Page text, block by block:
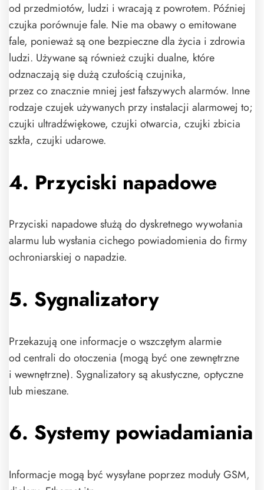
od przedmiotów, ludzi i wracają z powrotem. Później
czujka porównuje fale. Nie ma obawy o emitowane
fale, ponieważ są one bezpieczne dla życia i zdrowia
ludzi. Używane są również czujki dualne, które
odznaczają się dużą czułością czujnika,
przez co znacznie mniej jest fałszywych alarmów. Inne
rodzaje czujek używanych przy instalacji alarmowej to;
czujki ultradźwiękowe, czujki otwarcia, czujki zbicia
szkła, czujki udarowe.
4. Przyciski napadowe
Przyciski napadowe służą do dyskretnego wywołania
alarmu lub wysłania cichego powiadomienia do firmy
ochroniarskiej o napadzie.
5. Sygnalizatory
Przekazują one informacje o wszczętym alarmie
od centrali do otoczenia (mogą być one zewnętrzne
i wewnętrzne). Sygnalizatory są akustyczne, optyczne
lub mieszane.
6. Systemy powiadamiania
Informacje mogą być wysyłane poprzez moduły GSM,